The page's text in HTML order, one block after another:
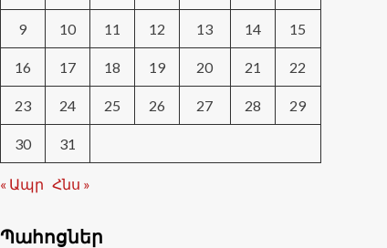
9 10 11 12 13 14 15
16 17 18 19 20 21 22
23 24 25 26 27 28 29
30 31
« Ապր Հնս »
Պահոցներ